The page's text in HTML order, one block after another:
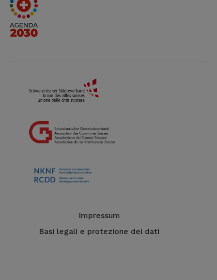
Impressum
Basi legali e protezione dei dati